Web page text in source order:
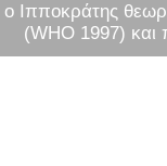
ο Ιπποκράτης
(WHO 1997) και